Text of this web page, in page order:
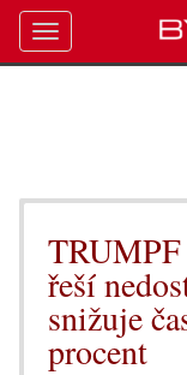
řeší
snižuje
procent
Toggle
navigation